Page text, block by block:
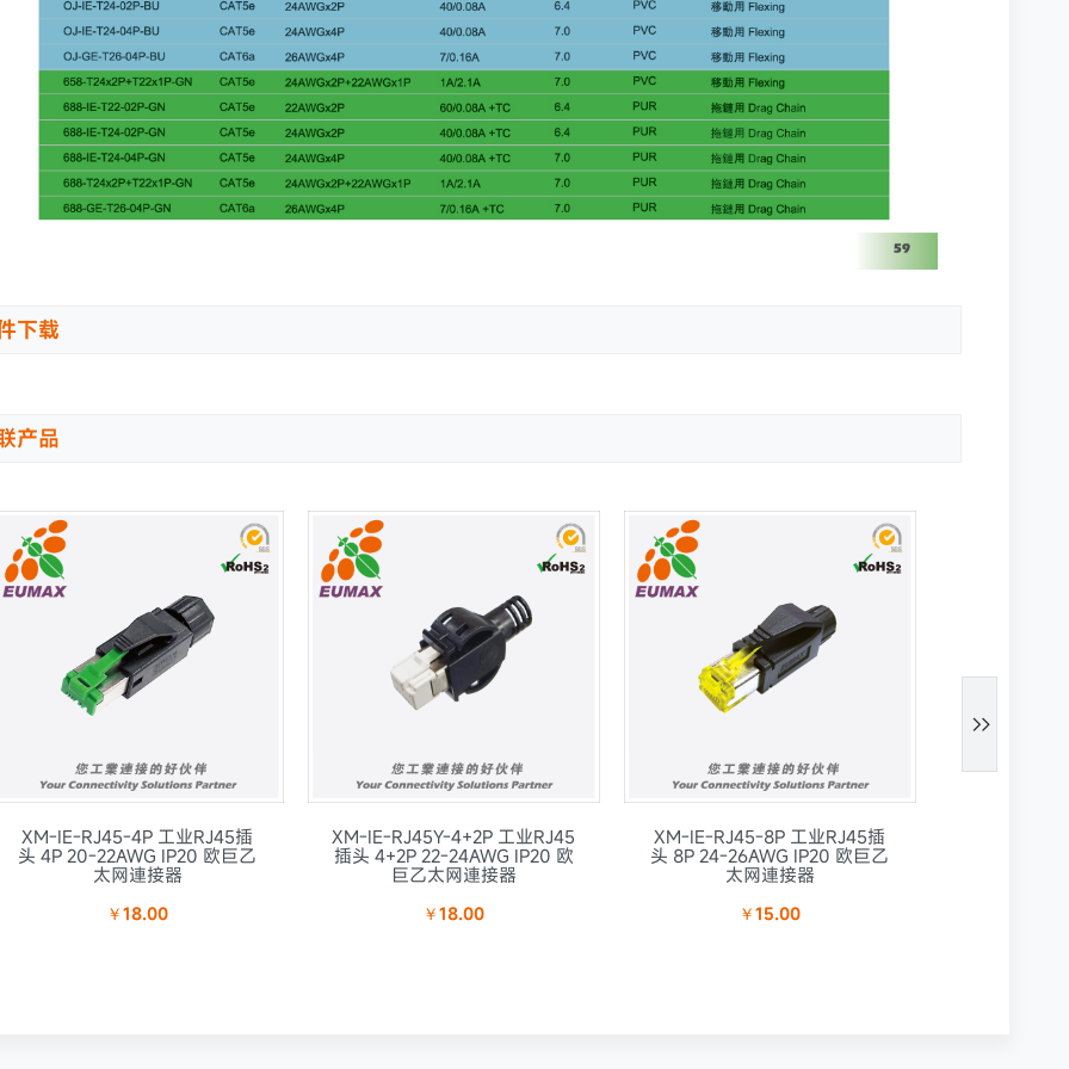
下载
产品
XM-IE-RJ45-4P 工业RJ45插
头 4P 20-22AWG IP20 欧巨乙
太网連接器
￥18.00
XM-IE-RJ45Y-4+2P 工业RJ45
插头 4+2P 22-24AWG IP20 欧
巨乙太网連接器
￥18.00
XM-IE-RJ45-8P 工业RJ45插
头 8P 24-26AWG IP20 欧巨乙
太网連接器
￥15.00
